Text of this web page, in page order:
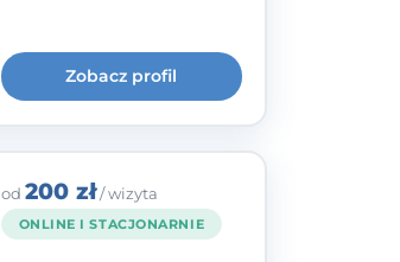
Zobacz profil
od 200 zł/ wizyta
ONLINE I STACJONARNIE